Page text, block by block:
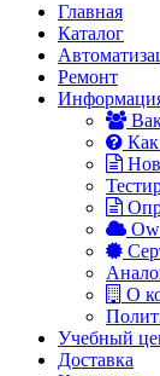
Главная
Каталог
Ремонт
Как
О
Учебный
Доставка